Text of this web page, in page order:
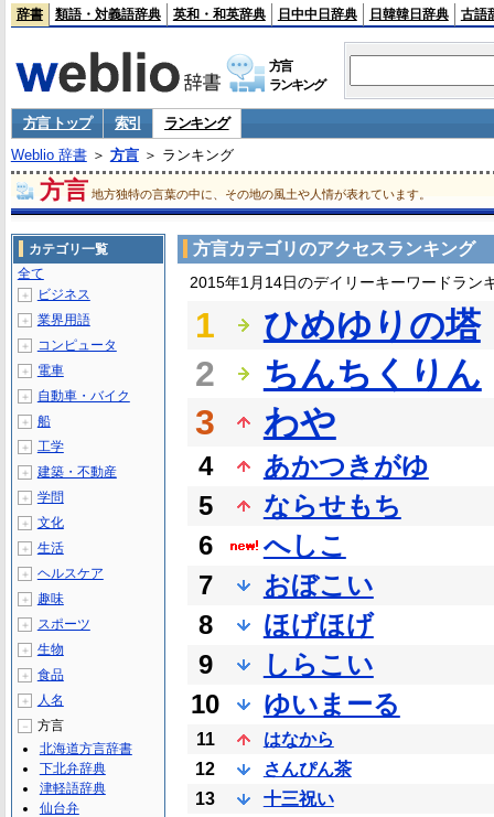
辞書 類語・対義語辞典 英和・和英辞典 日中中日辞典 日韓韓日辞典 古語
方言
ランキング
方言 トップ 索引
ランキング
Weblio 辞書＞ 方言＞ ランキング
方言 地方独特の言葉の中に、その地の風土や人情が表れています。
方言カテゴリのアクセスランキング
2015年1月14日のデイリーキーワードラン
1
ひめゆりの塔
2
ちんちくりん
3
わや
4
あかつきがゆ
5
ならせもち
6
へしこ
7
おぼこい
8
ほげほげ
9
しらこい
10
ゆいまーる
11
はなから
12
さんぴん茶
13
十三祝い
カテゴリ一覧
全て
＋ ビジネス
＋ 業界用語
＋ コンピュータ
＋ 電車
＋ 自動車・バイク
＋ 船
＋ 工学
＋ 建築・不動産
＋ 学問
＋ 文化
＋ 生活
＋ ヘルスケア
＋ 趣味
＋ スポーツ
＋ 生物
＋ 食品
＋ 人名
－
方言
北海道方言辞書
下北弁辞典
津軽語辞典
仙台弁